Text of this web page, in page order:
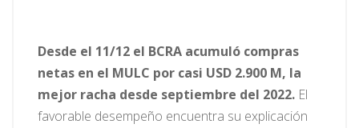
Desde el 11/12 el BCRA acumuló compras
netas en el MULC por casi USD 2.900 M, la
mejor racha desde septiembre del 2022. El
favorable desempeño encuentra su explicación